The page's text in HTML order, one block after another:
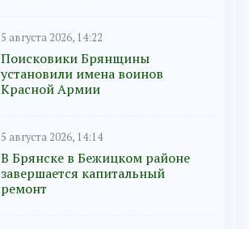
5 августа 2026, 14:22
Поисковики Брянщины
установили имена воинов
Красной Армии
5 августа 2026, 14:14
В Брянске в Бежицком районе
завершается капитальный
ремонт